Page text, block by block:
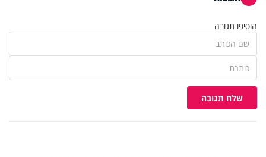
הוסיפו תגובה
שלח תגובה